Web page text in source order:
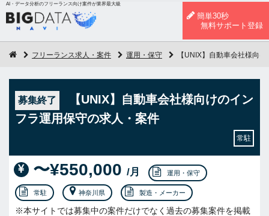
AI・データ分析のフリーランス向け案件が業界最大級
簡単30秒
無料サポート登録
フリーランス求人・案件 運用・保守 【UNIX】自動車会社様向
募集終了
【UNIX】自動車会社様向けのイン
フラ運用保守の求人・案件
常駐
〜¥550,000 /月 運用・保守
常駐 神奈川県 製造・メーカー
※本サイトでは募集中の案件だけでなく過去の募集案件を掲載